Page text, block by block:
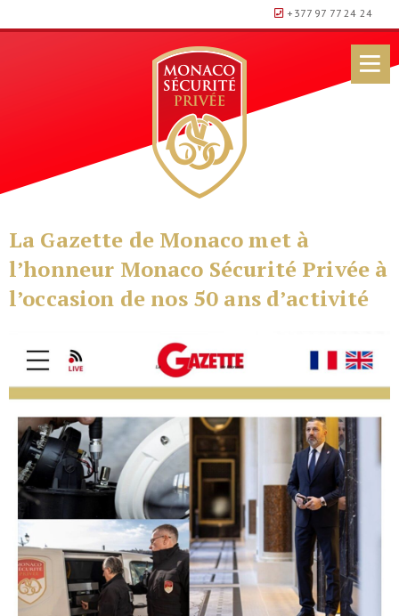
+377 97 77 24 24
La Gazette de Monaco met à
l’honneur Monaco Sécurité Privée à
l’occasion de nos 50 ans d’activité